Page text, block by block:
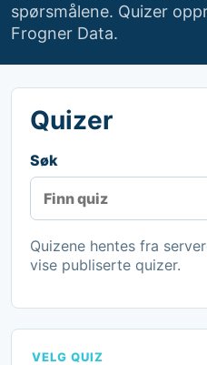
spørsmålene. Quizer
Frogner Data.
Quizer
Søk
Quizene hentes fra
vise publiserte quizer.
VELG QUIZ